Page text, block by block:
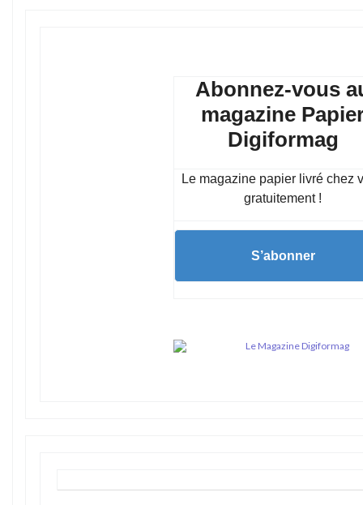
Abonnez-vous
magazine
Digiformag
Le magazine papier livré chez
gratuitement !
S’abonner